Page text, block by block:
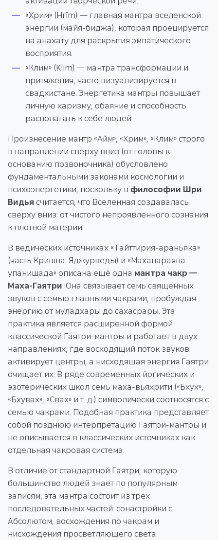
«Хрим» (Hrīm) — главная мантра вселенской
энергии (майя-биджа), которая проецируется
на анахату для раскрытия эмпатического
восприятия.
«Клим» (Klīm) — мантра трансформации и
притяжения, часто визуализируется в
свадхистане. Энергетика мантры повышает
личную харизму, обаяние и способность
располагать к себе людей.
Произнесение мантр «Айм», «Хрим», «Клим» строго
в направлении сверху вниз (от головы к
основанию позвоночника) обусловлено
фундаментальными законами космологии и
психоэнергетики, поскольку в философии Шри
Видья считается, что Вселенная создавалась
сверху вниз: от чистого непроявленного сознания
к плотной материи.
В ведических источниках «Тайттирия-араньяка»
(часть Кришна-Яджурведы) и «Маханараяна-
упанишада» описана ещё одна мантра чакр —
Маха-Гаятри. Она связывает семь священных
звуков с семью главными чакрами, пробуждая
энергию от муладхары до сахасрары. Эта
практика является расширенной формой
классической Гаятри-мантры и работает в двух
направлениях, где восходящий поток звуков
активирует центры, а нисходящая энергия Гаятри
очищает их. В ряде современных йогических и
эзотерических школ семь маха-вьяхрити («Бхух»,
«Бхувах», «Свах» и т. д.) символически соотносятся с
семью чакрами. Подобная практика представляет
собой позднюю интерпретацию Гаятри-мантры и
не описывается в классических источниках как
отдельная чакровая система.
В отличие от стандартной Гаятри, которую
большинство людей знает по популярным
записям, эта мантра состоит из трёх
последовательных частей: сонастройки с
Абсолютом, восхождения по чакрам и
нисхождения просветляющего света.